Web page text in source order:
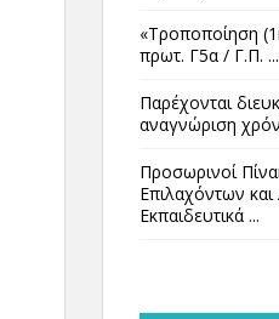
«Τροποποίηση
πρωτ. Γ5α / Γ.Π. ...
Παρέχονται
αναγνώριση
Προσωρινοί
Επιλαχόντων
Εκπαιδευτικά ...